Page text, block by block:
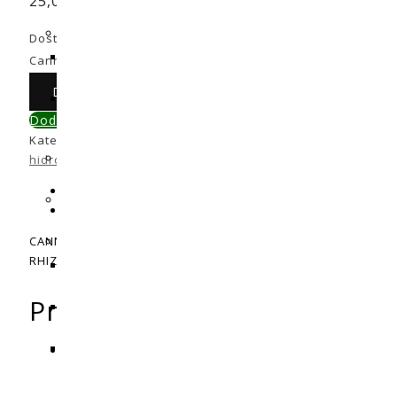
Dostupni:
Canna Rhizotonic 500ml količina
Dodaj u košaricu
Dodaj u primerjavu
Kategorije:
hidro)
CANNA RHIZOTONIC snažan je stimulator razvoja
RHIZOTONIC dodaje više od 60 mikrobioloških tvari koje
Prednosti CANNA